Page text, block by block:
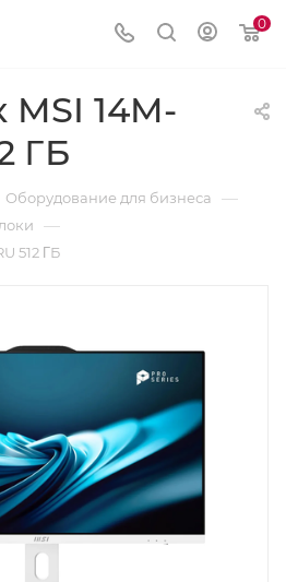
0
14M-
ΓБ
Оборудование для бизнеса —
—
512 ΓБ